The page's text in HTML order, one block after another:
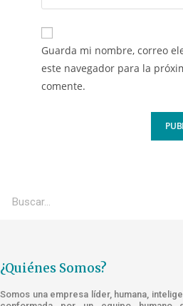
Guarda mi nombre, correo
este navegador para la
comente.
¿Quiénes Somos?
Somos una empresa líder, humana,